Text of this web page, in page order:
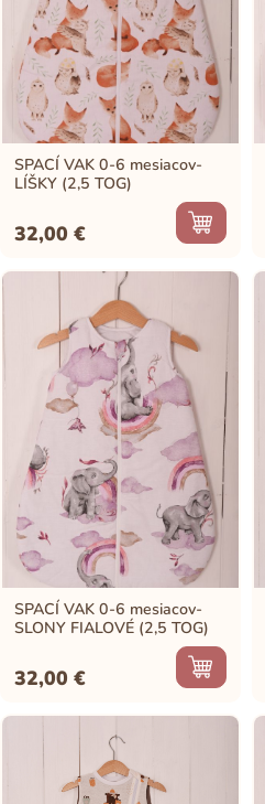
SPACÍ VAK 0-6 mesiacov-
LÍŠKY (2,5 TOG)
32,00€
SPACÍ VAK 0-6 mesiacov-
SLONY FIALOVÉ (2,5 TOG)
32,00€